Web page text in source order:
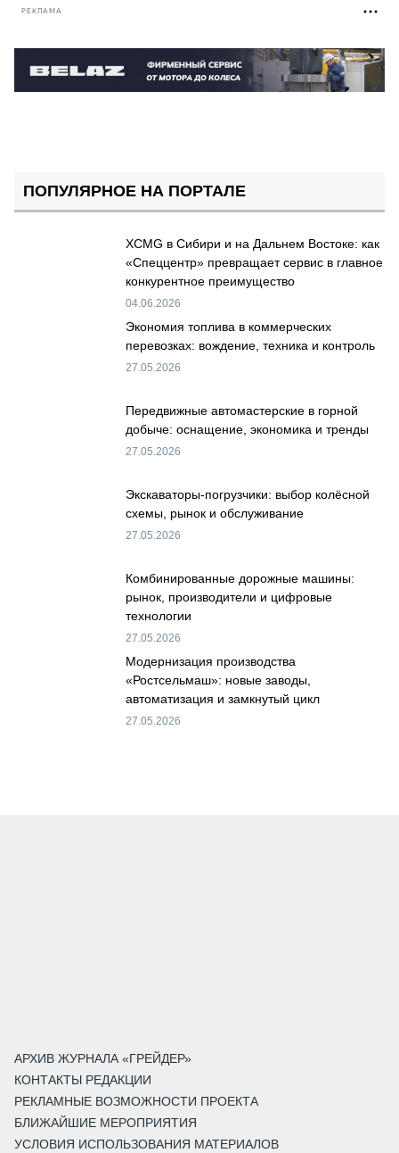
РЕКЛАМА
ПОПУЛЯРНОЕ НА ПОРТАЛЕ
XCMG в Сибири и на Дальнем Востоке: как
«Спеццентр» превращает сервис в главное
конкурентное преимущество
04.06.2026
Экономия топлива в коммерческих
перевозках: вождение, техника и контроль
27.05.2026
Передвижные автомастерские в горной
добыче: оснащение, экономика и тренды
27.05.2026
Экскаваторы-погрузчики: выбор колёсной
схемы, рынок и обслуживание
27.05.2026
Комбинированные дорожные машины:
рынок, производители и цифровые
технологии
27.05.2026
Модернизация производства
«Ростсельмаш»: новые заводы,
автоматизация и замкнутый цикл
27.05.2026
АРХИВ ЖУРНАЛА «ГРЕЙДЕР»
КОНТАКТЫ РЕДАКЦИИ
РЕКЛАМНЫЕ ВОЗМОЖНОСТИ ПРОЕКТА
БЛИЖАЙШИЕ МЕРОПРИЯТИЯ
УСЛОВИЯ ИСПОЛЬЗОВАНИЯ МАТЕРИАЛОВ